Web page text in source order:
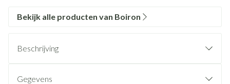
Bekijk alle producten van Boiron
Beschrijving
Gegevens